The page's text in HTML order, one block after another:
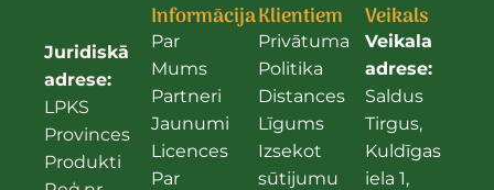
Juridiskā
adrese:
LPKS
Provinces
Produkti
Informācija
Par
Mums
Partneri
Jaunumi
Licences
Par
Klientiem
Privātuma
Politika
Distances
Līgums
Izsekot
sūtijumu
Veikals
Veikala
adrese:
Saldus
Tirgus,
Kuldīgas
iela 1,